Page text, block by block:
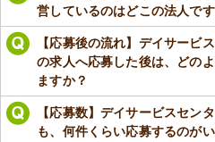
営しているのはどこの法人です
【応募後の流れ】デイサービ
の求人へ応募した後は、どの
ますか？
【応募数】デイサービスセン
も、何件くらい応募するのが